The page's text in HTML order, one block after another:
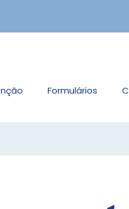
Formulários